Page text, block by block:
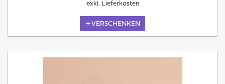
exkl. Lieferkosten
VERSCHENKEN